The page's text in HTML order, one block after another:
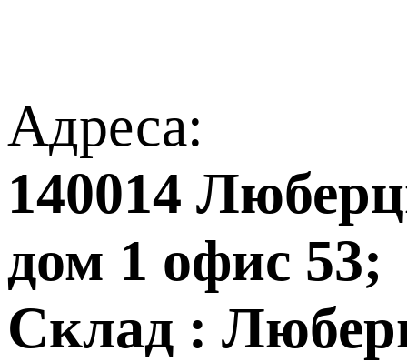
Адреса:
140014
дом 1 офис 53;
Склад :